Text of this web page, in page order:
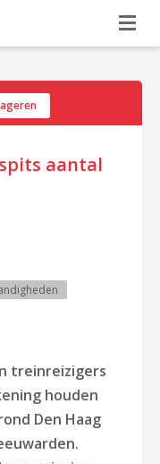
aantal
treinreizigers
houden
Den Haag